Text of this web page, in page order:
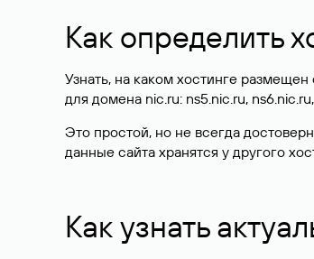
Как определить
Узнать, на каком хостинге
для домена nic.ru: ns5.nic.ru,
Это простой, но не всегда
данные сайта хранятся у другого
Как узнать